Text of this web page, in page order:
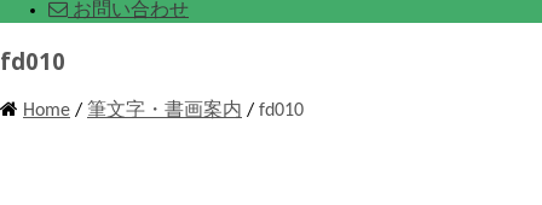
お問い合わせ
fd010
Home / 筆文字・書画案内 / fd010